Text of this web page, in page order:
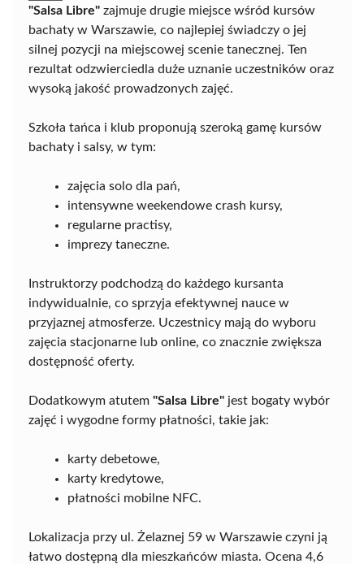
"Salsa Libre" zajmuje drugie miejsce wśród kursów
bachaty w Warszawie, co najlepiej świadczy o jej
silnej pozycji na miejscowej scenie tanecznej. Ten
rezultat odzwierciedla duże uznanie uczestników oraz
wysoką jakość prowadzonych zajęć.
Szkoła tańca i klub proponują szeroką gamę kursów
bachaty i salsy, w tym:
zajęcia solo dla pań,
intensywne weekendowe crash kursy,
regularne practisy,
imprezy taneczne.
Instruktorzy podchodzą do każdego kursanta
indywidualnie, co sprzyja efektywnej nauce w
przyjaznej atmosferze. Uczestnicy mają do wyboru
zajęcia stacjonarne lub online, co znacznie zwiększa
dostępność oferty.
Dodatkowym atutem "Salsa Libre" jest bogaty wybór
zajęć i wygodne formy płatności, takie jak:
karty debetowe,
karty kredytowe,
płatności mobilne NFC.
Lokalizacja przy ul. Żelaznej 59 w Warszawie czyni ją
łatwo dostępną dla mieszkańców miasta. Ocena 4,6